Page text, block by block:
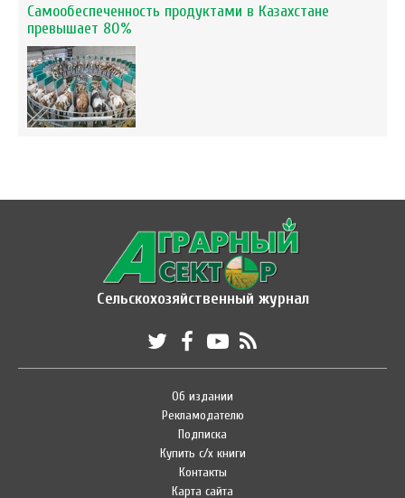
Самообеспеченность продуктами в Казахстане
превышает 80%
Сельскохозяйственный журнал
Об издании
Рекламодателю
Подписка
Купить с/х книги
Контакты
Карта сайта